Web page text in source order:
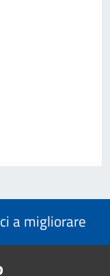
a migliorare